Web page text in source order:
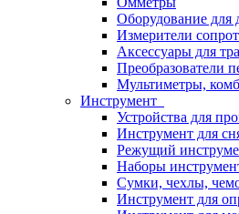
Оборудование для
Измерители
Аксессуары для
Преобразователи
Мультиметры,
Инструмент
Устройства для
Инструмент для
Режущий
Наборы
Сумки, чехлы,
Инструмент для